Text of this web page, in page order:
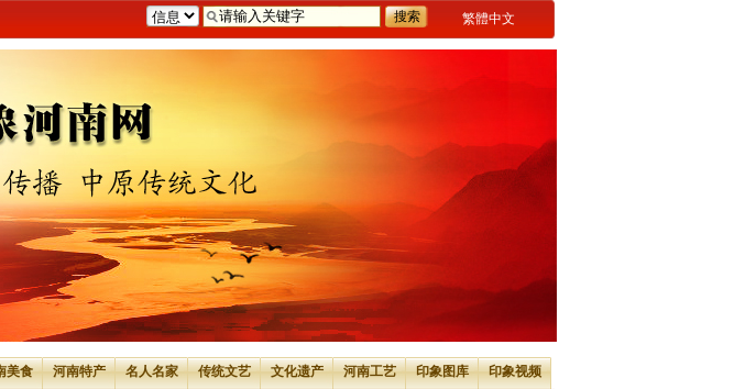
繁體中文
美食 河南特产 名人名家 传统文艺 文化遗产 河南工艺 印象图库 印象视频